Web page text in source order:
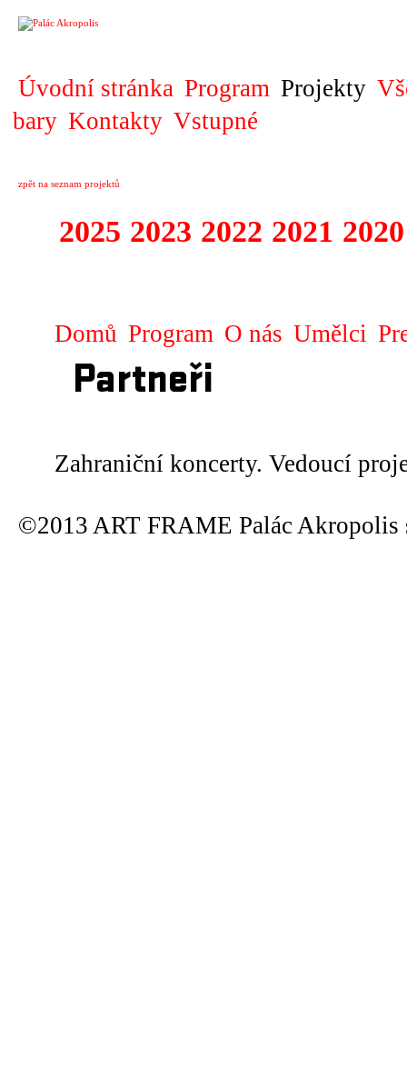
Úvodní stránka Program Projekty
bary Kontakty Vstupné
zpět na seznam projektů
2025 2023 2022 2021 2020
Domů Program O nás Umělci
Partneři
Zahraniční koncerty. Vedoucí
©2013 ART FRAME Palác Akropolis